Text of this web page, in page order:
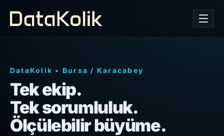
DataKolik • Bursa / Karacabey
Tek ekip.
Tek sorumluluk.
Ölçülebilir büyüme.